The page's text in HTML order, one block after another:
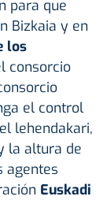
para que
Bizkaia y en
los
consorcio
el control
lehendakari,
la altura de
agentes
Euskadi